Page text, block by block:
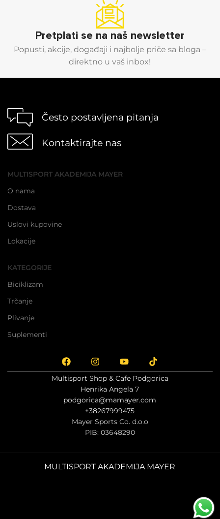
Pretplati se na naš newsletter
Popusti, akcije, događaji i najbolje priče sa bloga –
direktno u vaš inbox!
Često postavljena pitanja
Kontaktirajte nas
MULTISPORT AKADEMIJA MAYER
O nama
Dostava
Uslovi kupovine
Lokacije
KATEGORIJE
Biciklizam
Trčanje
Plivanje
Suplementi
Multisport Shop & Cafe Podgorica
Henrika Angela 7
podgorica@mamayer.com
+38267999475
Mayer Sports Co. d.o.o
PIB: 03648290
MULTISPORT AKADEMIJA MAYER